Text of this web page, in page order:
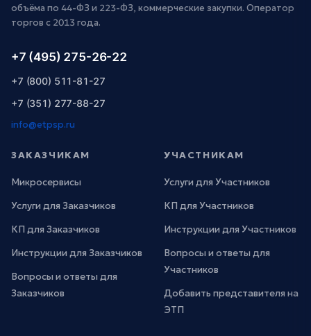
объёма по 44-ФЗ и 223-ФЗ, коммерческие закупки. Оператор
торгов с 2013 года.
+7 (495) 275-26-22
+7 (800) 511-81-27
+7 (351) 277-88-27
info@etpsp.ru
ЗАКАЗЧИКАМ
Микросервисы
Услуги для Заказчиков
КП для Заказчиков
Инструкции для Заказчиков
Вопросы и ответы для
Заказчиков
УЧАСТНИКАМ
Услуги для Участников
КП для Участников
Инструкции для Участников
Вопросы и ответы для
Участников
Добавить представителя на
ЭТП